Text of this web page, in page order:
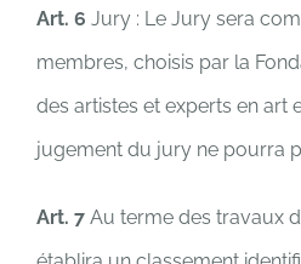
Art. 6 Jury : Le Jury sera
membres, choisis par la
des artistes et experts en art
jugement du jury ne pourra
Art. 7Au terme des travaux